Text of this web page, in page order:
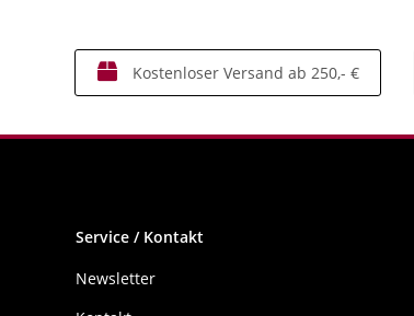
Kostenloser Versand ab 250,- €
Service / Kontakt
Newsletter